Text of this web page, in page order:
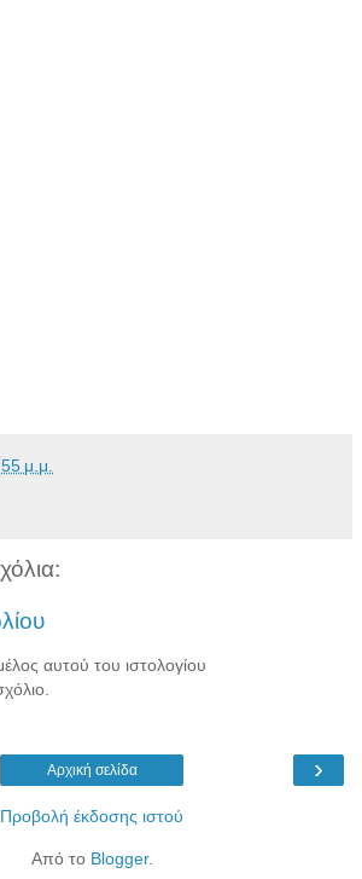
μ.μ.
αυτού του ιστολογίου
›
Αρχική σελίδα
Προβολή έκδοσης ιστού
Από το Blogger.